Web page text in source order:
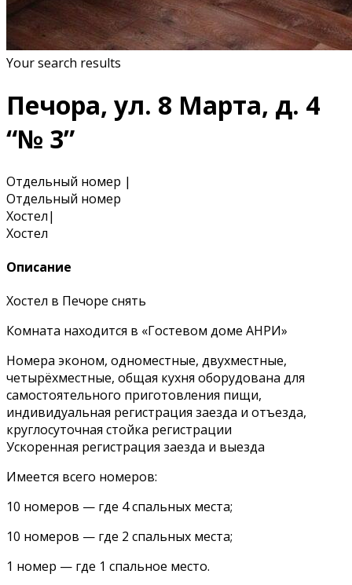
Your search results
Печора, ул. 8 Марта, д. 4
“№ 3”
Отдельный номер |
Отдельный номер
Хостел|
Хостел
Описание
Хостел в Печоре снять
Комната находится в «Гостевом доме АНРИ»
Номера эконом, одноместные, двухместные,
четырёхместные, общая кухня оборудована для
самостоятельного приготовления пищи,
индивидуальная регистрация заезда и отъезда,
круглосуточная стойка регистрации
Ускоренная регистрация заезда и выезда
Имеется всего номеров:
10 номеров — где 4 спальных места;
10 номеров — где 2 спальных места;
1 номер — где 1 спальное место.